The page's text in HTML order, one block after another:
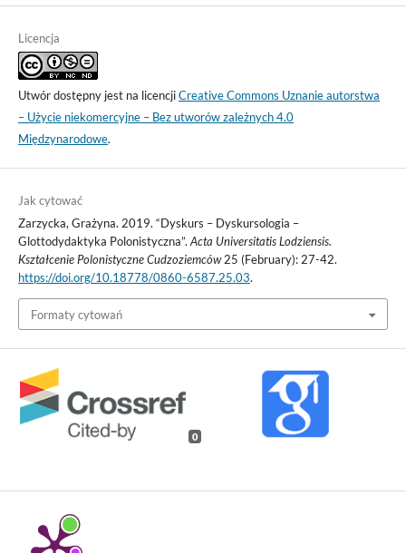
Licencja
Utwór dostępny jest na licencjiCreative Commons Uznanie autorstwa
– Użycie niekomercyjne – Bez utworów zależnych 4.0
Międzynarodowe.
Jak cytować
Zarzycka, Grażyna. 2019. “Dyskurs – Dyskursologia –
Glottodydaktyka Polonistyczna”.Acta Universitatis Lodziensis.
Kształcenie Polonistyczne Cudzoziemców25 (February): 27-42.
https://doi.org/10.18778/0860-6587.25.03.
Formaty cytowań
0